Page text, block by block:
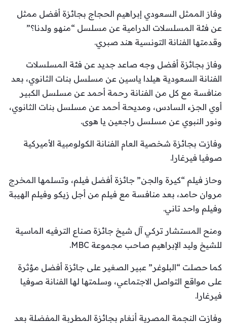
وفاز الممثل السعودي إبراهيم الحجاج بجائزة أفضل ممثل
عن فئة المسلسلات الدرامية عن مسلسل “منهو ولدنا؟”
وقدمتها الفنانة التونسية هند صبري.
وفاز بجائزة أفضل وجه صاعد جديد عن فئة المسلسلات
الفنانة السعودية هيلدا ياسين عن مسلسل بنات الثانوي، بعد
منافسة مع كل من الفنانة رحمة أحمد عن مسلسل الكبير
أوي الجزء السادس، ومديحة أحمد عن مسلسل بنات الثانوي،
ونور النبوي عن مسلسل راجعين يا هوى.
وفازت بجائزة شخصية العام الفنانة الكولومبية الأميركية
صوفيا فيرغارا.
وحاز فيلم “كيرة والجن” جائزة أفضل فيلم، وتسلمها المخرج
مروان حامد، بعد منافسة مع فيلم من أجل زيكو وفيلم الهيبة
وفيلم واحد تاني.
ومنح المستشار تركي آل شيخ جائزة صناع الترفيه الماسية
للشيخ وليد الإبراهيم صاحب مجموعة MBC.
كما حصلت “البلوغر” عبير الصغير على جائزة أفضل مؤثرة
على مواقع التواصل الاجتماعي، وسلمتها لها الفنانة صوفيا
فيرغارا.
وفازت النجمة المصرية أنغام بجائزة المطربة المفضلة بعد